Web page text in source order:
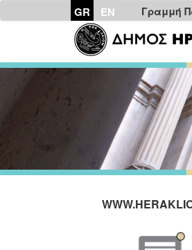
GR EN Γραμμή